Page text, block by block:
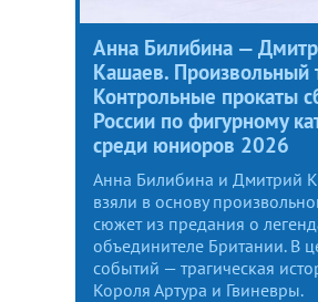
Анна Билибина —
Кашаев. Произвольный
Контрольные прокаты
России по фигурному
среди юниоров 2026
Анна Билибина и Дмитрий
взяли в основу
сюжет из предания о
объединителе Британии. В
событий — трагическая
Короля Артура и Гвиневры.